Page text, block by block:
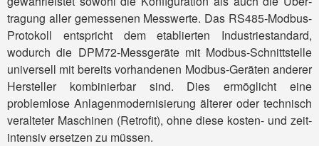
tragung aller gemessenen Mess­werte. Das RS485-Modbus-
Protokoll ent­spricht dem etab­lierten Industrie­standard,
wodurch die DPM72-Mess­geräte mit Modbus-Schnitt­stelle
uni­versell mit bereits vorhan­denen Modbus-Geräten anderer
Her­steller kombi­nierbar sind. Dies ermög­licht eine
problemlose Anlagen­moder­nisierung älterer oder tech­nisch
veral­teter Maschinen (Retro­fit), ohne diese kosten- und zeit­
intensiv er­setzen zu müssen.